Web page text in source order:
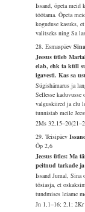
Issand, õpeta meid
töötama. Õpeta
koguduse kasuks,
valitseks ning Sa
28. Esmaspäev
Jeesus ütleb
elab, ehk ta küll
igavesti. Kas sa
Sügishämarus ja
Sellesse
valguskiired ja elu
tunnistab meile
2Ms
29. Teisipäev
Õp 2,6
Jeesus ütles: Ma
peitnud tarkade
Issand Jumal, Sina
tõsiasja, et
tundmises leiame
Jn 1,1–16; 2,1;